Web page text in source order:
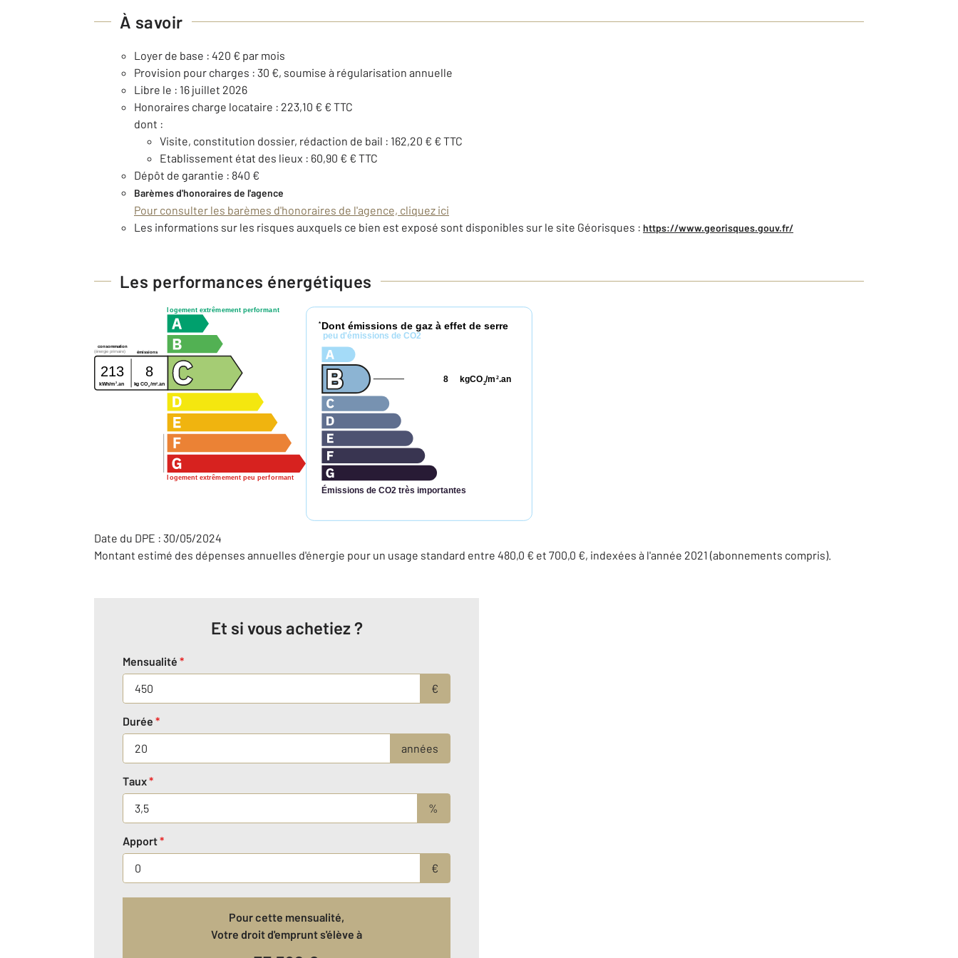
À savoir
Loyer de base : 420 € par mois
Provision pour charges : 30 €, soumise à régularisation annuelle
Libre le : 16 juillet 2026
Honoraires charge locataire : 223,10 € € TTC
dont :
Visite, constitution dossier, rédaction de bail : 162,20 € € TTC
Etablissement état des lieux : 60,90 € € TTC
Dépôt de garantie : 840 €
Barèmes d'honoraires de l'agence
Pour consulter les barèmes d'honoraires de l'agence, cliquez ici
Les informations sur les risques auxquels ce bien est exposé sont disponibles sur le site Géorisques : https://www.georisques.gouv.fr/
Les performances énergétiques
logement extrêmement performant
logement extrêmement peu performant
consommation
émissions
(énergie primaire)
213 8
kWh/m 2 .an kg CO2/m2 .an
* Dont émissions de gaz à effet de serre
peu d'émissions de CO2
Émissions de CO2 très importantes
kgCO2/m 2.an
8
Date du DPE : 30/05/2024
Montant estimé des dépenses annuelles d'énergie pour un usage standard entre 480,0 € et 700,0 €, indexées à l'année 2021 (abonnements compris).
Et si vous achetiez ?
Mensualité *
€
Durée *
années
Taux*
%
Apport*
€
Pour cette mensualité,
Votre droit d'emprunt s'élève à